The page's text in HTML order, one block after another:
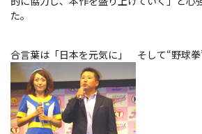
た。
合言葉は「日本を元気に」 そして“野球拳